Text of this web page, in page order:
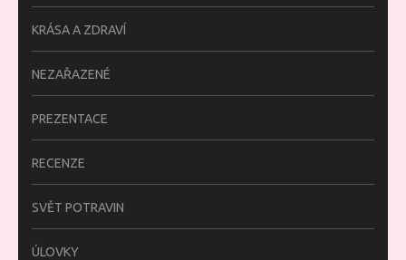
KRÁSA A ZDRAVÍ
NEZAŘAZENÉ
PREZENTACE
RECENZE
SVĚT POTRAVIN
ÚLOVKY